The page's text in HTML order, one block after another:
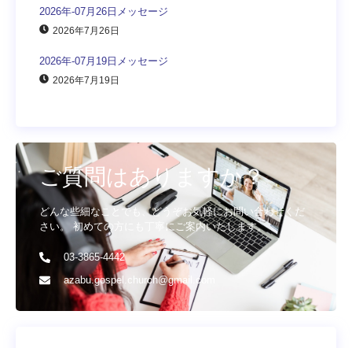
2026年-07月26日メッセージ
2026年7月26日
2026年-07月19日メッセージ
2026年7月19日
ご質問はありますか？
どんな些細なことでも、どうぞお気軽にお問い合わせくだ
さい。 初めての方にも丁寧にご案内いたします。
03-3865-4442
azabu.gospel.church@gmail.com